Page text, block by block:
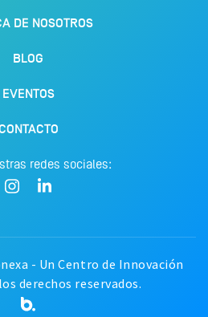
DE NOSOTROS
BLOG
EVENTOS
redes sociales:
- Un Centro de Innovación
derechos reservados.